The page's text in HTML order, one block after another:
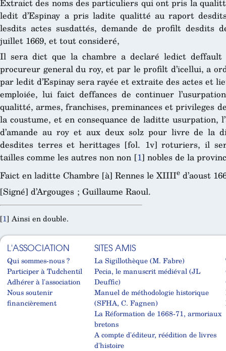
Extraict des noms des particuliers qui ont pris la
ledit d’Espinay a pris ladite qualitté au raport
lesdits actes susdattés, demande de profilt desdits
juillet 1669, et tout consideré,
Il sera dict que la chambre a declaré ledict
procureur general du roy, et par le profilt d’icellui, a
par ledit d’Espinay sera rayée et extraite des actes et
emploiée, lui faict deffances de continuer
qualitté, armes, franchises, preminances et privileges
la coustume, et en consequance de laditte usurpation,
d’amande au roy et aux deux solz pour livre de la
desdites terres et herittages [fol. 1v] roturiers, il
tailles comme les autres non non [1] nobles de la
Faict en laditte Chambre [à] Rennes le XIIIIe d’aoust
[Signé] d’Argouges ; Guillaume Raoul.
[1] Ainsi en double.
L'ASSOCIATION
Qui sommes-nous ?
Participer à Tudchentil
Adhérer à l'association
Nous soutenir
financièrement
SITES AMIS
La Sigillothèque (M. Fabre)
Pecia, le manuscrit médiéval (JL
Deuffic)
Manuel de méthodologie historique
(SFHA, C. Fagnen)
La Réformation de 1668-71, armoriaux
bretons
A compte d'éditeur, réédition de livres
d'histoire